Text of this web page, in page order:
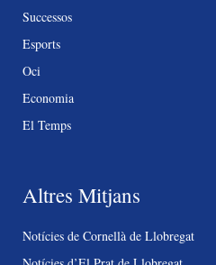
Successos
Esports
Oci
Economia
El Temps
Altres Mitjans
Notícies de Cornellà de Llobregat